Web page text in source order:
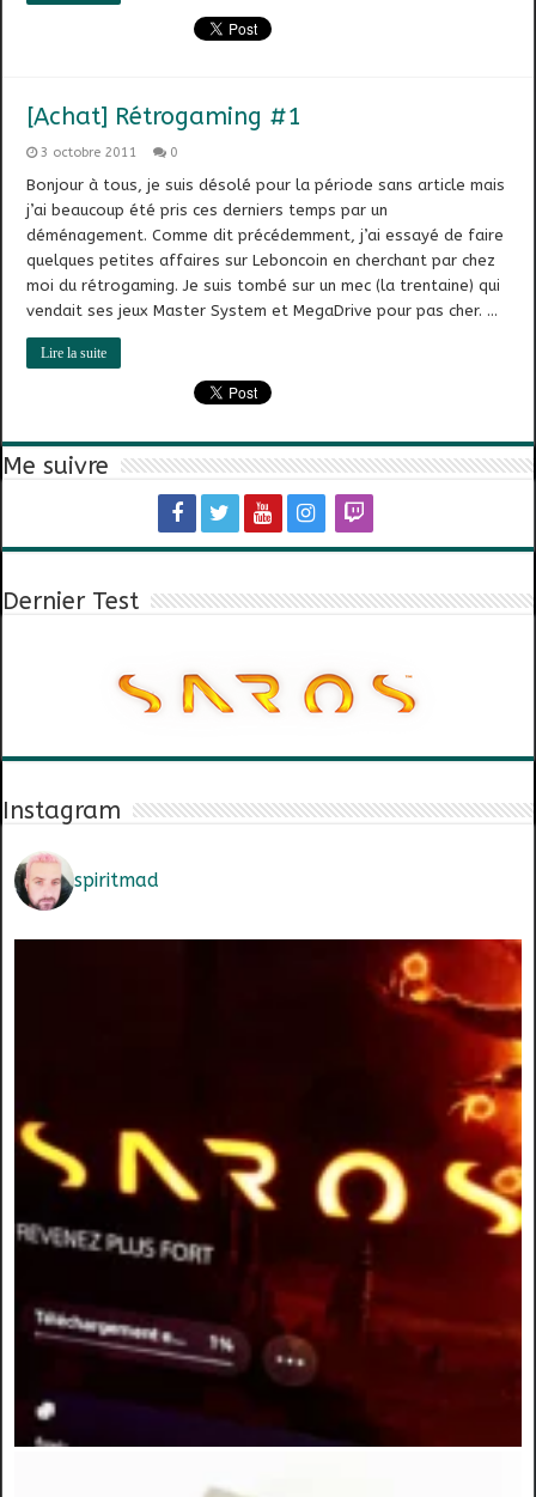
[Achat] Rétrogaming #1
3 octobre 2011 0
Bonjour à tous, je suis désolé pour la période sans article mais
j’ai beaucoup été pris ces derniers temps par un
déménagement. Comme dit précédemment, j’ai essayé de faire
quelques petites affaires sur Leboncoin en cherchant par chez
moi du rétrogaming. Je suis tombé sur un mec (la trentaine) qui
vendait ses jeux Master System et MegaDrive pour pas cher. …
Lire la suite
Me suivre
Dernier Test
Instagram
spiritmad